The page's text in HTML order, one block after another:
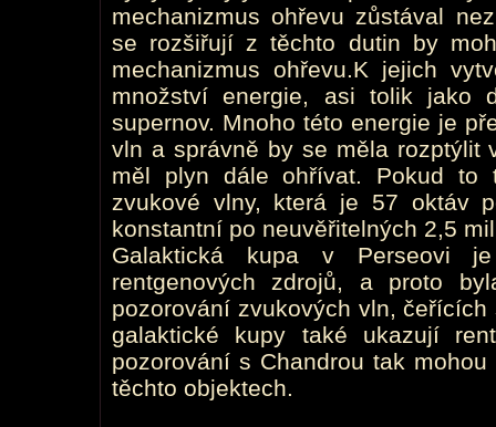
mechanizmus ohřevu zůstával
se rozšiřují z těchto dutin by
mechanizmus ohřevu.K jejich
množství energie, asi tolik jako
supernov. Mnoho této energie je
vln a správně by se měla rozptýlit
měl plyn dále ohřívat. Pokud to
zvukové vlny, která je 57 oktáv
konstantní po neuvěřitelných 2,5
Galaktická kupa v Perseovi
rentgenových zdrojů, a proto
pozorování zvukových vln,
galaktické kupy také ukazují
pozorování s Chandrou tak
těchto objektech.